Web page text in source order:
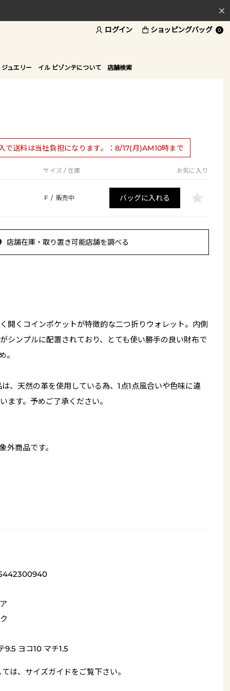
ログイン ショッピングバッグ 0
ュエリー イル ビゾンテについて 店舗検索
で送料は当社負担になります。：8/17(月)AM10時まで
サイズ / 在庫 お気に入り
F / 販売中 バッグに入れる
店舗在庫・取り置き可能店舗を調べる
開くコインポケットが特徴的な二つ折りウォレット。内側
シンプルに配置されており、とても使い勝手の良い財布で
。
、天然の革を使用している為、1点1点風合いや色味に違
ます。予めご了承ください。
外商品です。
9.5 ヨコ10 マチ1.5
は、 サイズガイドをご覧下さい。